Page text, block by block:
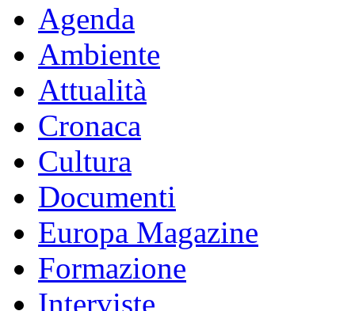
Agenda
Ambiente
Attualità
Cronaca
Cultura
Documenti
Europa Magazine
Formazione
Interviste